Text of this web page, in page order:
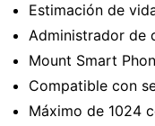
Estimación de
Administrador de
Mount Smart
Compatible con
Máximo de 1024